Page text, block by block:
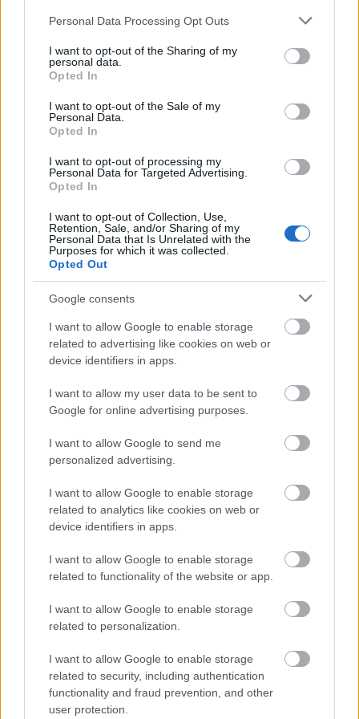
Please note that this website/app uses one or more Google
not limited to your visit or usage behaviour. You may click to
grant or deny consent to Google and its third-party tags to
use your data for below specified purposes in below Google
consent section.
Personal Data Processing Opt Outs
I want to opt-out of the Sharing of my
personal data.
Opted In
I want to opt-out of the Sale of my
Personal Data.
Opted In
I want to opt-out of processing my
Personal Data for Targeted Advertising.
Opted In
I want to opt-out of Collection, Use,
Retention, Sale, and/or Sharing of my
Personal Data that Is Unrelated with the
Purposes for which it was collected.
Opted Out
Google consents
I want to allow Google to enable storage
related to advertising like cookies on web or
device identifiers in apps.
I want to allow my user data to be sent to
Google for online advertising purposes.
I want to allow Google to send me
personalized advertising.
I want to allow Google to enable storage
related to analytics like cookies on web or
device identifiers in apps.
I want to allow Google to enable storage
related to functionality of the website or app.
I want to allow Google to enable storage
related to personalization.
I want to allow Google to enable storage
related to security, including authentication
functionality and fraud prevention, and other
user protection.
ΑΣΕΠ: Εξ αποστάσεως η πιο Εύκολη
Πιστοποίηση Υπολογιστών σε 2
μέρες
Μάθε πρώτος όλες τις σημαντικές
ειδήσεις.
Βάλε το proson.gr στα αποτελέσματα
αναζήτησης της Google
Δημοφιλείς Ειδήσεις
Ανοικτές 1.779 θέσεις εργασίας στο
Δημόσιο (χωρίς πτυχίο)
ΥΠΕΣ: Προγραμματισμός προσλήψεων
2027 - Παρατείνεται το Β' Στάδιο
Προσλήψεις αναπληρωτών: Περίπου
30.000 ονόματα στην α' φάση